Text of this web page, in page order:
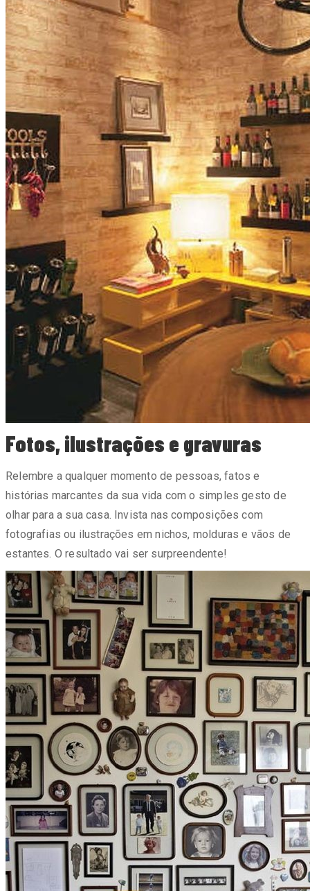
Fotos, ilustrações e gravuras
Relembre a qualquer momento de pessoas, fatos e
histórias marcantes da sua vida com o simples gesto de
olhar para a sua casa. Invista nas composições com
fotografias ou ilustrações em nichos, molduras e vãos de
estantes. O resultado vai ser surpreendente!